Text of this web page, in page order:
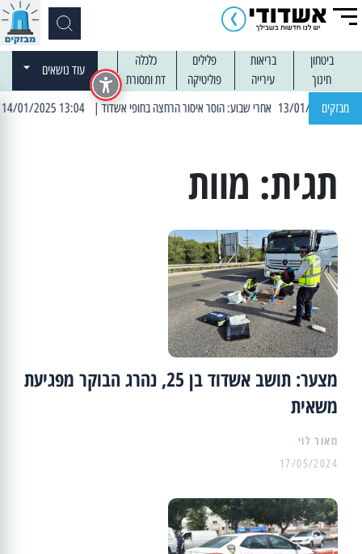
ביטחון בריאות פלילים
כלכלה
חינוך
עירייה פוליטיקה דת ומסורת
עוד נושאים
מבזקים | 13:04 14/01/2025 עובדים בלילות: עבודות קרצוף וריבוד אספלט
תגית: מוות
מצער: תושב אשדוד בן 25, נהרג הבוקר מפגיעת
משאית
מאור לוי
17/05/2024